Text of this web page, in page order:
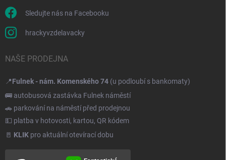
Sledujte nás na Facebooku
hrackyvzdelavacky
NAŠE PRODEJNA
📍Fulnek - nám. Komenského 74 (u podloubí s bankomaty)
🚌 autobusová zastávka Fulnek náměstí
🚗 parkování na náměstí před prodejnou
💵 platba v hotovosti, kartou, QR kódem
🚪 KLIK pro aktuální otevírací dobu